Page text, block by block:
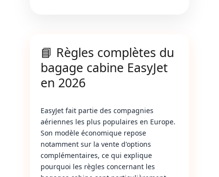
📘 Règles complètes du
bagage cabine EasyJet
en 2026
EasyJet fait partie des compagnies
aériennes les plus populaires en Europe.
Son modèle économique repose
notamment sur la vente d'options
complémentaires, ce qui explique
pourquoi les règles concernant les